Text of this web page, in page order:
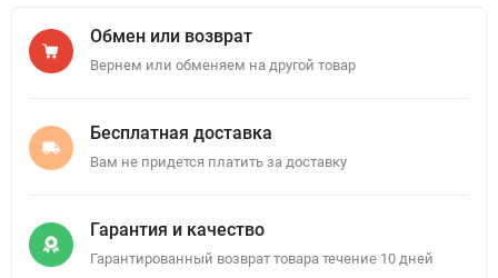
Обмен или возврат
Вернем или обменяем на другой товар
Бесплатная доставка
Вам не придется платить за доставку
Гарантия и качество
Гарантированный возврат товара течение 10 дней